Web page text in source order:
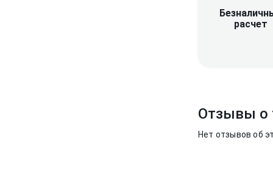
расчет
Отзывы о
Нет отзывов об